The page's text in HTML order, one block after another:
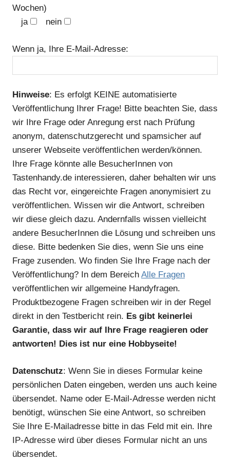
Wochen)
ja
nein
Wenn ja, Ihre E-Mail-Adresse:
Hinweise: Es erfolgt KEINE automatisierte
Veröffentlichung Ihrer Frage! Bitte beachten Sie, dass
wir Ihre Frage oder Anregung erst nach Prüfung
anonym, datenschutzgerecht und spamsicher auf
unserer Webseite veröffentlichen werden/können.
Ihre Frage könnte alle BesucherInnen von
Tastenhandy.de interessieren, daher behalten wir uns
das Recht vor, eingereichte Fragen anonymisiert zu
veröffentlichen. Wissen wir die Antwort, schreiben
wir diese gleich dazu. Andernfalls wissen vielleicht
andere BesucherInnen die Lösung und schreiben uns
diese. Bitte bedenken Sie dies, wenn Sie uns eine
Frage zusenden. Wo finden Sie Ihre Frage nach der
Veröffentlichung? In dem Bereich Alle Fragen
veröffentlichen wir allgemeine Handyfragen.
Produktbezogene Fragen schreiben wir in der Regel
direkt in den Testbericht rein. Es gibt keinerlei
Garantie, dass wir auf Ihre Frage reagieren oder
antworten! Dies ist nur eine Hobbyseite!
Datenschutz: Wenn Sie in dieses Formular keine
persönlichen Daten eingeben, werden uns auch keine
übersendet. Name oder E-Mail-Adresse werden nicht
benötigt, wünschen Sie eine Antwort, so schreiben
Sie Ihre E-Mailadresse bitte in das Feld mit ein. Ihre
IP-Adresse wird über dieses Formular nicht an uns
übersendet.